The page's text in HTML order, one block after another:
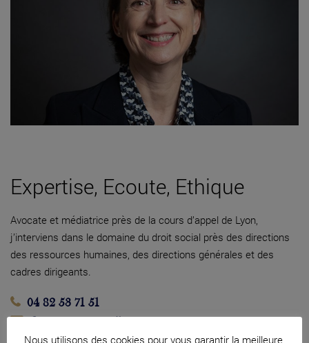
Expertise, Ecoute, Ethique
Avocate et médiatrice près de la cours d’appel de Lyon,
j’interviens dans le domaine du droit social près des directions
des ressources humaines, des directions générales et des
cadres dirigeants.
04 82 53 71 51
Nous utilisons des cookies pour vous garantir la meilleure